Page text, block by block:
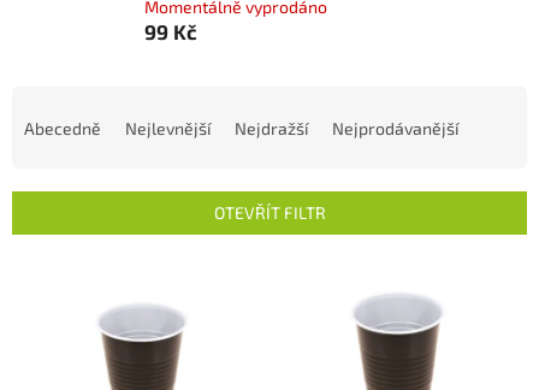
Momentálně vyprodáno
99 Kč
í
Abecedně Nejlevnější Nejdražší Nejprodávanější
OTEVŘÍT FILTR